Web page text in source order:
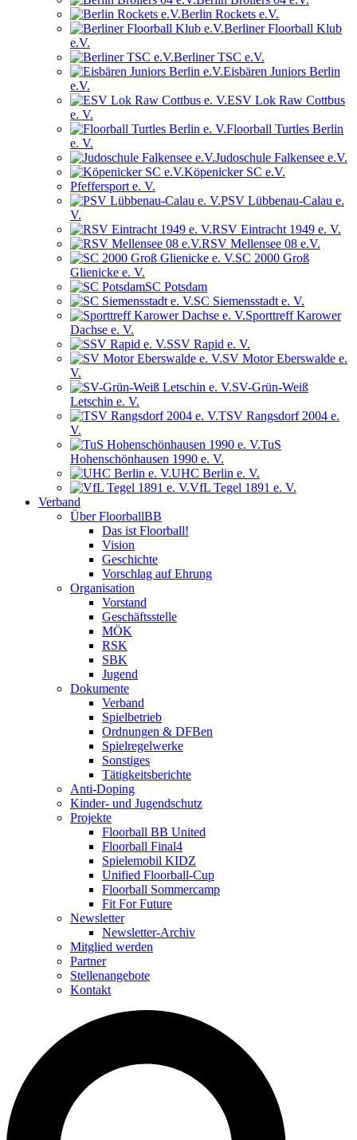
Berlin Rockets e.V.
Berliner Floorball Klub
e.V.
Berliner TSC e.V.
Eisbären Juniors Berlin
e.V.
ESV Lok Raw Cottbus
e. V.
Floorball Turtles Berlin
e. V.
Judoschule Falkensee e.V.
Köpenicker SC e.V.
Pfeffersport e. V.
PSV Lübbenau-Calau e.
V.
RSV Eintracht 1949 e. V.
RSV Mellensee 08 e.V.
SC 2000 Groß
Glienicke e. V.
SC Potsdam
SC Siemensstadt e. V.
Sporttreff Karower
Dachse e. V.
SSV Rapid e. V.
SV Motor Eberswalde e.
V.
SV-Grün-Weiß
Letschin e. V.
TSV Rangsdorf 2004 e.
V.
TuS
Hohenschönhausen 1990 e. V.
UHC Berlin e. V.
VfL Tegel 1891 e. V.
Verband
Über FloorballBB
Das ist Floorball!
Vision
Geschichte
Vorschlag auf Ehrung
Organisation
Vorstand
Geschäftsstelle
MÖK
RSK
SBK
Jugend
Dokumente
Verband
Spielbetrieb
Ordnungen & DFBen
Spielregelwerke
Sonstiges
Tätigkeitsberichte
Anti-Doping
Kinder- und Jugendschutz
Projekte
Floorball BB United
Floorball Final4
Spielemobil KIDZ
Unified Floorball-Cup
Floorball Sommercamp
Fit For Future
Newsletter
Newsletter-Archiv
Mitglied werden
Partner
Stellenangebote
Kontakt